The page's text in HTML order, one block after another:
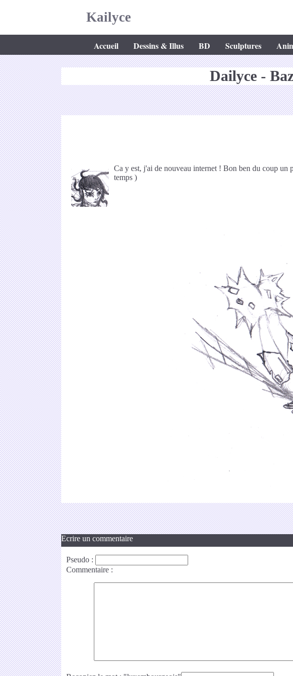
Kailyce
Accueil Dessins & Illus BD Sculptures
Dailyce -
Ca y est, j'ai de nouveau internet ! Bon ben du coup un
temps )
Ecrire un commentaire
Pseudo :
Commentaire :